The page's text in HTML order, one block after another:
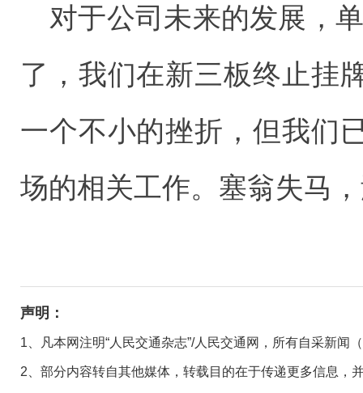
对于公司未来的发展，
了，我们在新三板终止挂
一个不小的挫折，但我们
场的相关工作。塞翁失马
声明：
1、凡本网注明“人民交通杂志”/人民交通网，所有自采新
2、部分内容转自其他媒体，转载目的在于传递更多信息，